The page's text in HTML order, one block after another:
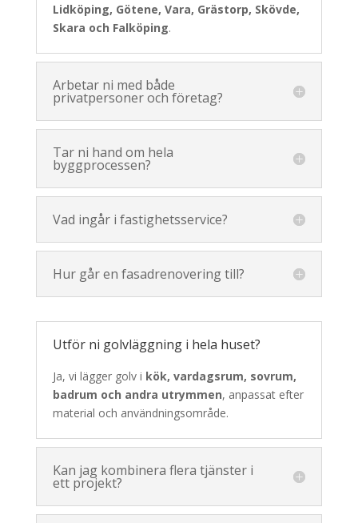
Lidköping, Götene, Vara, Grästorp, Skövde,
Skara och Falköping.
Arbetar ni med både
privatpersoner och företag?
Tar ni hand om hela
byggprocessen?
Vad ingår i fastighetsservice?
Hur går en fasadrenovering till?
Utför ni golvläggning i hela huset?
Ja, vi lägger golv i kök, vardagsrum, sovrum,
badrum och andra utrymmen, anpassat efter
material och användningsområde.
Kan jag kombinera flera tjänster i
ett projekt?